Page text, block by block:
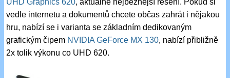
UHD Graphics 620, aktuálně nejběžnější řešení. Pokud si
vedle internetu a dokumentů chcete občas zahrát i nějakou
hru, nabízí se i varianta se základním dedikovaným
grafickým čipem NVIDIA GeForce MX 130, nabízí přibližně
2x tolik výkonu co UHD 620.